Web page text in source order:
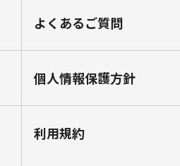
よくあるご質問
個⼈情報保護⽅針
利⽤規約